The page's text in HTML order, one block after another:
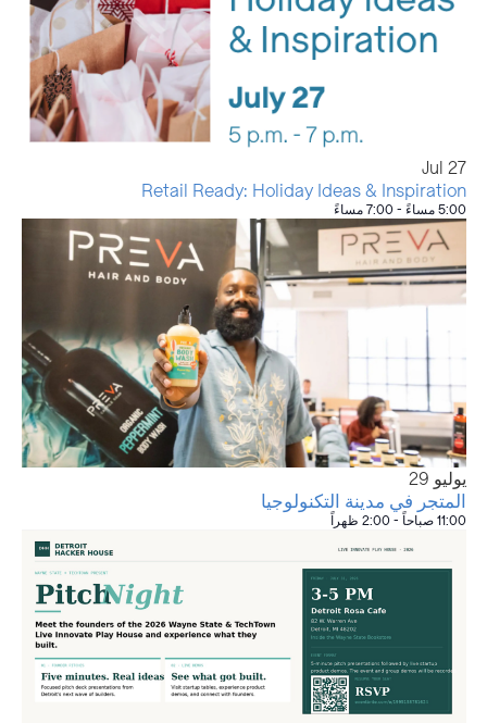
Jul27
Retail Ready: Holiday Ideas & Inspiration
5:00 مساءً -7:00 مساءً
يوليو29
المتجر في مدينة التكنولوجيا
11:00 صباحاً -2:00 ظهراً